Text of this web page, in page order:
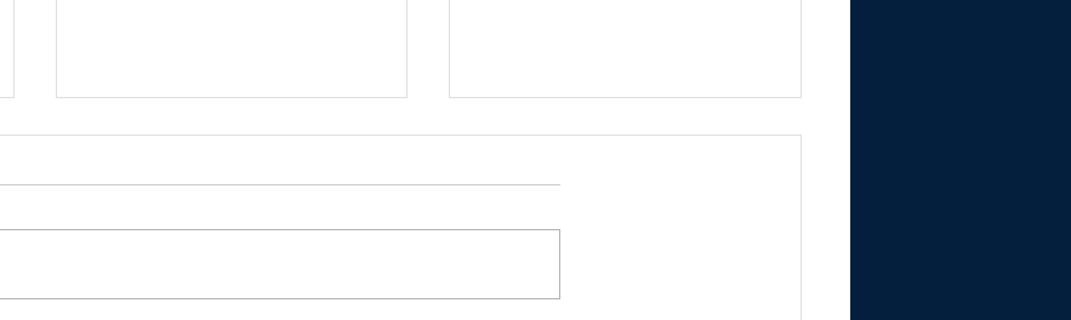
Vol en montgolfière à Najac